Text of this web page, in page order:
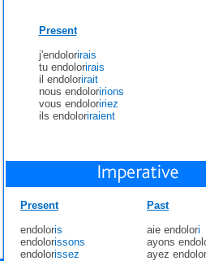
Present
j'endolorirais
tu endolorirais
il endolorirait
nous endoloririons
vous endoloririez
ils endoloriraient
Present
endoloris
endolorissons
endolorissez
Past
aie endolori
ayons
ayez endolor